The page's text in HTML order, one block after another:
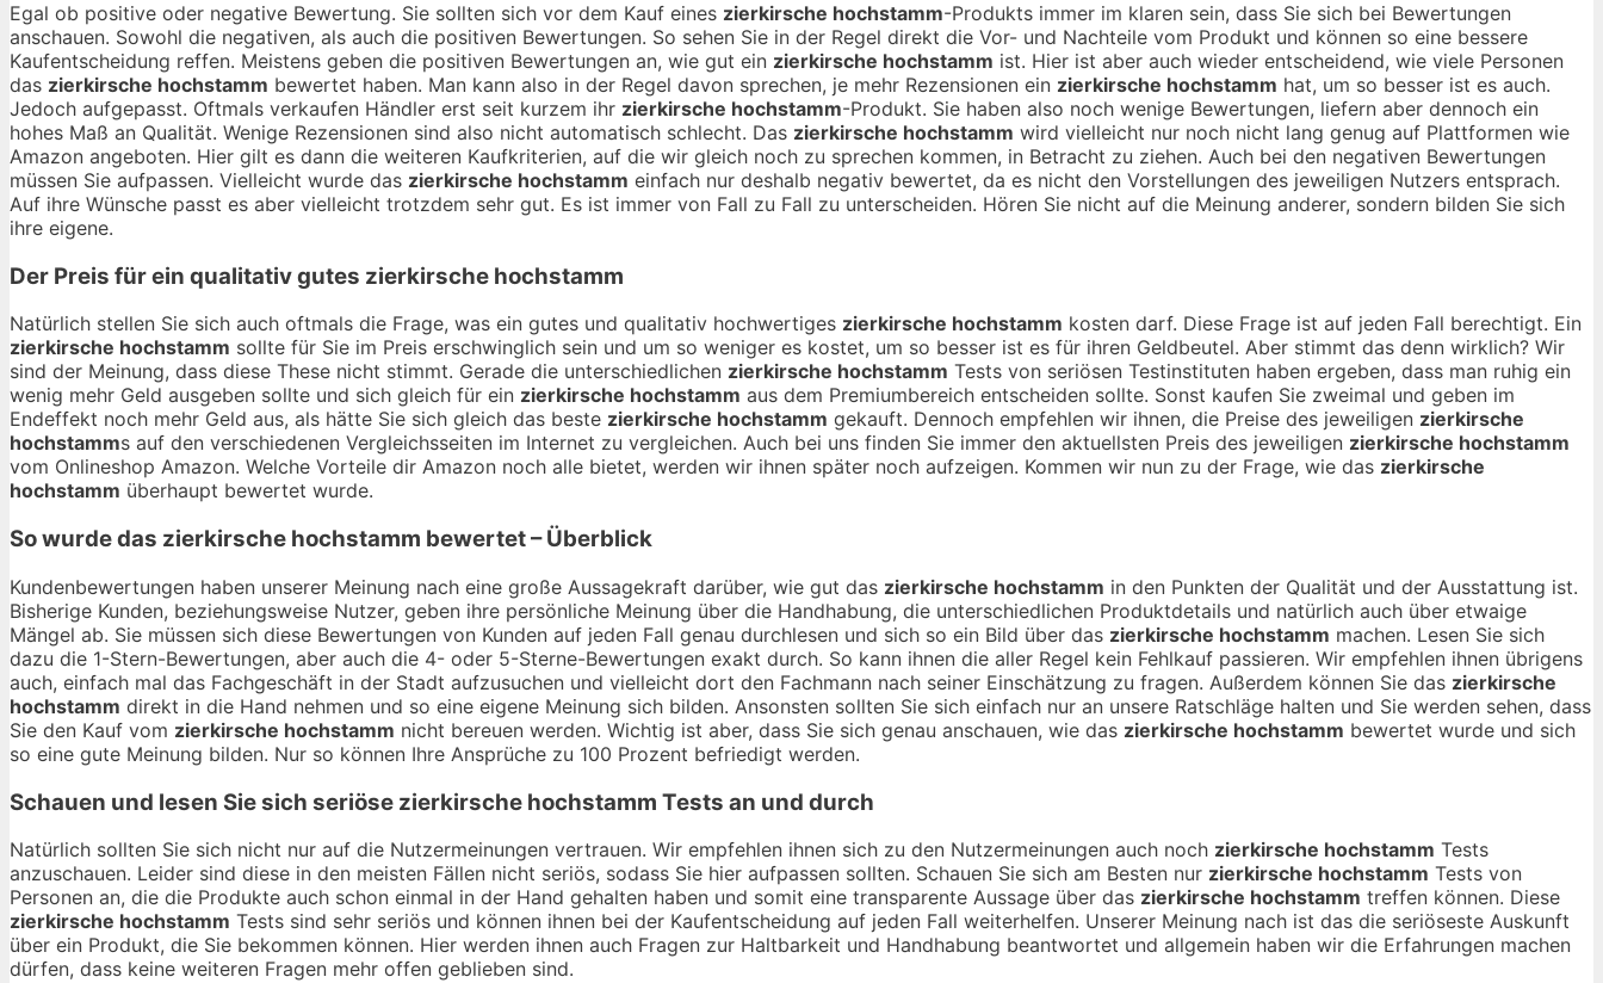
Egal ob positive oder negative Bewertung. Sie sollten sich vor dem Kauf eines zierkirsche hochstamm-Produkts immer im klaren sein, dass Sie sich bei Bewertungen
anschauen. Sowohl die negativen, als auch die positiven Bewertungen. So sehen Sie in der Regel direkt die Vor- und Nachteile vom Produkt und können so eine bessere
Kaufentscheidung reffen. Meistens geben die positiven Bewertungen an, wie gut ein zierkirsche hochstamm ist. Hier ist aber auch wieder entscheidend, wie viele Personen
das zierkirsche hochstamm bewertet haben. Man kann also in der Regel davon sprechen, je mehr Rezensionen ein zierkirsche hochstamm hat, um so besser ist es auch.
Jedoch aufgepasst. Oftmals verkaufen Händler erst seit kurzem ihr zierkirsche hochstamm-Produkt. Sie haben also noch wenige Bewertungen, liefern aber dennoch ein
hohes Maß an Qualität. Wenige Rezensionen sind also nicht automatisch schlecht. Das zierkirsche hochstamm wird vielleicht nur noch nicht lang genug auf Plattformen wie
Amazon angeboten. Hier gilt es dann die weiteren Kaufkriterien, auf die wir gleich noch zu sprechen kommen, in Betracht zu ziehen. Auch bei den negativen Bewertungen
müssen Sie aufpassen. Vielleicht wurde das zierkirsche hochstamm einfach nur deshalb negativ bewertet, da es nicht den Vorstellungen des jeweiligen Nutzers entsprach.
Auf ihre Wünsche passt es aber vielleicht trotzdem sehr gut. Es ist immer von Fall zu Fall zu unterscheiden. Hören Sie nicht auf die Meinung anderer, sondern bilden Sie sich
ihre eigene.
Der Preis für ein qualitativ gutes zierkirsche hochstamm
Natürlich stellen Sie sich auch oftmals die Frage, was ein gutes und qualitativ hochwertiges zierkirsche hochstamm kosten darf. Diese Frage ist auf jeden Fall berechtigt. Ein
zierkirsche hochstamm sollte für Sie im Preis erschwinglich sein und um so weniger es kostet, um so besser ist es für ihren Geldbeutel. Aber stimmt das denn wirklich? Wir
sind der Meinung, dass diese These nicht stimmt. Gerade die unterschiedlichen zierkirsche hochstamm Tests von seriösen Testinstituten haben ergeben, dass man ruhig ein
wenig mehr Geld ausgeben sollte und sich gleich für ein zierkirsche hochstamm aus dem Premiumbereich entscheiden sollte. Sonst kaufen Sie zweimal und geben im
Endeffekt noch mehr Geld aus, als hätte Sie sich gleich das beste zierkirsche hochstamm gekauft. Dennoch empfehlen wir ihnen, die Preise des jeweiligen zierkirsche
hochstamms auf den verschiedenen Vergleichsseiten im Internet zu vergleichen. Auch bei uns finden Sie immer den aktuellsten Preis des jeweiligen zierkirsche hochstamm
vom Onlineshop Amazon. Welche Vorteile dir Amazon noch alle bietet, werden wir ihnen später noch aufzeigen. Kommen wir nun zu der Frage, wie das zierkirsche
hochstamm überhaupt bewertet wurde.
So wurde das zierkirsche hochstamm bewertet – Überblick
Kundenbewertungen haben unserer Meinung nach eine große Aussagekraft darüber, wie gut das zierkirsche hochstamm in den Punkten der Qualität und der Ausstattung ist.
Bisherige Kunden, beziehungsweise Nutzer, geben ihre persönliche Meinung über die Handhabung, die unterschiedlichen Produktdetails und natürlich auch über etwaige
Mängel ab. Sie müssen sich diese Bewertungen von Kunden auf jeden Fall genau durchlesen und sich so ein Bild über das zierkirsche hochstamm machen. Lesen Sie sich
dazu die 1-Stern-Bewertungen, aber auch die 4- oder 5-Sterne-Bewertungen exakt durch. So kann ihnen die aller Regel kein Fehlkauf passieren. Wir empfehlen ihnen übrigens
auch, einfach mal das Fachgeschäft in der Stadt aufzusuchen und vielleicht dort den Fachmann nach seiner Einschätzung zu fragen. Außerdem können Sie das zierkirsche
hochstamm direkt in die Hand nehmen und so eine eigene Meinung sich bilden. Ansonsten sollten Sie sich einfach nur an unsere Ratschläge halten und Sie werden sehen, dass
Sie den Kauf vom zierkirsche hochstamm nicht bereuen werden. Wichtig ist aber, dass Sie sich genau anschauen, wie das zierkirsche hochstamm bewertet wurde und sich
so eine gute Meinung bilden. Nur so können Ihre Ansprüche zu 100 Prozent befriedigt werden.
Schauen und lesen Sie sich seriöse zierkirsche hochstamm Tests an und durch
Natürlich sollten Sie sich nicht nur auf die Nutzermeinungen vertrauen. Wir empfehlen ihnen sich zu den Nutzermeinungen auch noch zierkirsche hochstamm Tests
anzuschauen. Leider sind diese in den meisten Fällen nicht seriös, sodass Sie hier aufpassen sollten. Schauen Sie sich am Besten nur zierkirsche hochstamm Tests von
Personen an, die die Produkte auch schon einmal in der Hand gehalten haben und somit eine transparente Aussage über das zierkirsche hochstamm treffen können. Diese
zierkirsche hochstamm Tests sind sehr seriös und können ihnen bei der Kaufentscheidung auf jeden Fall weiterhelfen. Unserer Meinung nach ist das die seriöseste Auskunft
über ein Produkt, die Sie bekommen können. Hier werden ihnen auch Fragen zur Haltbarkeit und Handhabung beantwortet und allgemein haben wir die Erfahrungen machen
dürfen, dass keine weiteren Fragen mehr offen geblieben sind.